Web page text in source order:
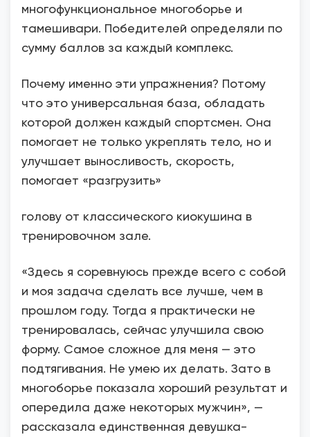
многофункциональное многоборье и
тамешивари. Победителей определяли по
сумму баллов за каждый комплекс.
Почему именно эти упражнения? Потому
что это универсальная база, обладать
которой должен каждый спортсмен. Она
помогает не только укреплять тело, но и
улучшает выносливость, скорость,
помогает «разгрузить»
голову от классического киокушина в
тренировочном зале.
«Здесь я соревнуюсь прежде всего с собой
и моя задача сделать все лучше, чем в
прошлом году. Тогда я практически не
тренировалась, сейчас улучшила свою
форму. Самое сложное для меня — это
подтягивания. Не умею их делать. Зато в
многоборье показала хороший результат и
опередила даже некоторых мужчин», —
рассказала единственная девушка-